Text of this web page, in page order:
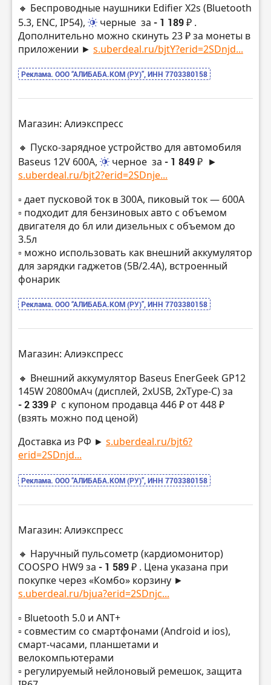
🔸 Беспроводные наушники Edifier X2s (Bluetooth
5.3, ENC, IP54),
черные за - 1 189 ₽ .
Дополнительно можно скинуть 23 ₽ за монеты в
приложении ► s.uberdeal.ru/bjtY?erid=2SDnjd...
Реклама. ООО “АЛИБАБА.КОМ (РУ)”, ИНН 7703380158
Магазин: Алиэкспресс
🔸 Пуско-зарядное устройство для автомобиля
Baseus 12V 600A,
черное за - 1 849 ₽ ►
s.uberdeal.ru/bjt2?erid=2SDnje...
▫️ дает пусковой ток в 300A, пиковый ток — 600А
▫️ подходит для бензиновых авто с объемом
двигателя до 6л или дизельных с объемом до
3.5л
▫️ можно использовать как внешний аккумулятор
для зарядки гаджетов (5В/2.4А), встроенный
фонарик
Реклама. ООО “АЛИБАБА.КОМ (РУ)”, ИНН 7703380158
Магазин: Алиэкспресс
🔸 Внешний аккумулятор Baseus EnerGeek GP12
145W 20800мАч (дисплей, 2xUSB, 2xType-C) за
- 2 339 ₽ с купоном продавца 446 ₽ от 448 ₽
(взять можно под ценой)
Доставка из РФ ► s.uberdeal.ru/bjt6?
erid=2SDnjd...
Реклама. ООО “АЛИБАБА.КОМ (РУ)”, ИНН 7703380158
Магазин: Алиэкспресс
🔸 Наручный пульсометр (кардиомонитор)
COOSPO HW9 за - 1 589 ₽ . Цена указана при
покупке через «Комбо» корзину ►
s.uberdeal.ru/bjua?erid=2SDnjc...
▫️ Bluetooth 5.0 и ANT+
▫️ совместим со смартфонами (Android и ios),
смарт-часами, планшетами и
велокомпьютерами
▫️ регулируемый нейлоновый ремешок, защита